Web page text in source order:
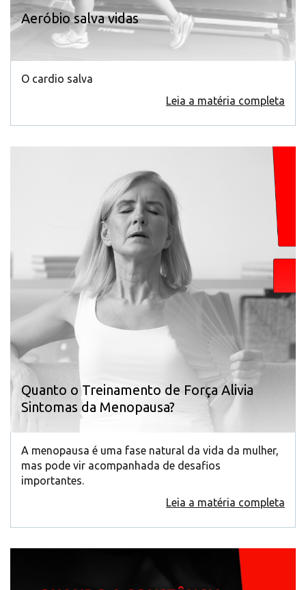
Aeróbio salva vidas
O cardio salva
Leia a matéria completa
Quanto o Treinamento de Força Alivia
Sintomas da Menopausa?
A menopausa é uma fase natural da vida da mulher,
mas pode vir acompanhada de desafios
importantes.
Leia a matéria completa